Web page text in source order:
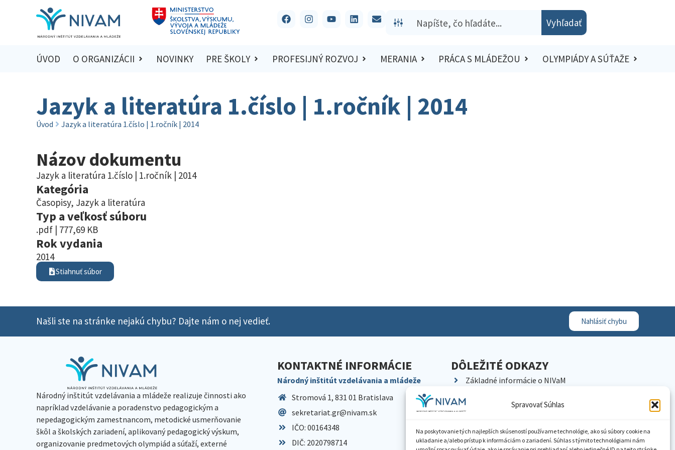
Spravovať Súhlas
Na poskytovanie tých najlepších skúseností používame technológie, ako sú súbory cookie na
ukladanie a/alebo prístup k informáciám o zariadení. Súhlas s týmito technológiami nám
Vyhľadať
ÚVOD O ORGANIZÁCII NOVINKY PRE ŠKOLY PROFESIJNÝ ROZVOJ MERANIA PRÁCA S MLÁDEŽOU OLYMPIÁDY A SÚŤAŽE
Jazyk a literatúra 1.číslo | 1.ročník | 2014
Úvod Jazyk a literatúra 1.číslo | 1.ročník | 2014
Názov dokumentu
Jazyk a literatúra 1.číslo | 1.ročník | 2014
Kategória
Časopisy, Jazyk a literatúra
Typ a veľkosť súboru
.pdf | 777,69 KB
Rok vydania
2014
Stiahnuť súbor
Našli ste na stránke nejakú chybu? Dajte nám o nej vedieť. Nahlásiť chybu
Národný inštitút vzdelávania a mládeže realizuje činnosti ako
napríklad vzdelávanie a poradenstvo pedagogickým a
nepedagogickým zamestnancom, metodické usmerňovanie
škôl a školských zariadení, aplikovaný pedagogický výskum,
organizovanie predmetových olympiád a súťaží, externé
KONTAKTNÉ INFORMÁCIE
Národný inštitút vzdelávania a mládeže
Stromová 1, 831 01 Bratislava
sekretariat.gr@nivam.sk
IČO: 00164348
DIČ: 2020798714
DÔLEŽITÉ ODKAZY
Základné informácie o NIVaM
Kariéra
Pracoviská NIVaM